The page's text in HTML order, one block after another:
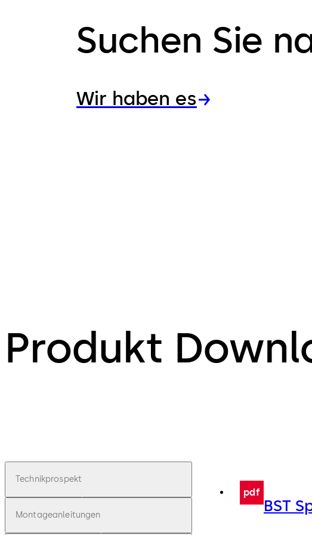
Suchen Sie
Wir haben es
Produkt
Technikprospekt
Montageanleitungen
pdf
BST